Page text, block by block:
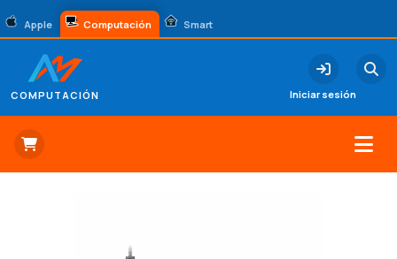
Apple Computación Smart
COMPUTACIÓN Iniciar sesión